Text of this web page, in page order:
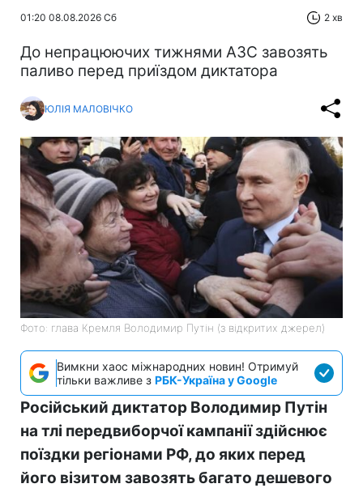
01:20 08.08.2026 Сб 2 хв
До непрацюючих тижнями АЗС завозять
паливо перед приїздом диктатора
ЮЛІЯ МАЛОВІЧКО
Фото: глава Кремля Володимир Путін (з відкритих джерел)
Вимкни хаос міжнародних новин! Отримуй
тільки важливе з РБК-Україна у Google
Російський диктатор Володимир Путін
на тлі передвиборчої кампанії здійснює
поїздки регіонами РФ, до яких перед
його візитом завозять багато дешевого